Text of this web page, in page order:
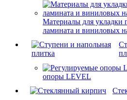
Материалы для укладки
ламината и виниловых
опоры LEVEL